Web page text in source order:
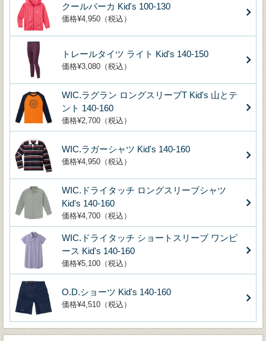
クールパーカ Kid's 100-130
価格¥4,950（税込）
トレールタイツ ライト Kid's 140-150
価格¥3,080（税込）
WIC.ラグラン ロングスリーブT Kid's 山とテ
ント 140-160
価格¥2,700（税込）
WIC.ラガーシャツ Kid's 140-160
価格¥4,950（税込）
WIC.ドライタッチ ロングスリーブシャツ
Kid's 140-160
価格¥4,700（税込）
WIC.ドライタッチ ショートスリーブ ワンピ
ース Kid's 140-160
価格¥5,100（税込）
O.D.ショーツ Kid's 140-160
価格¥4,510（税込）